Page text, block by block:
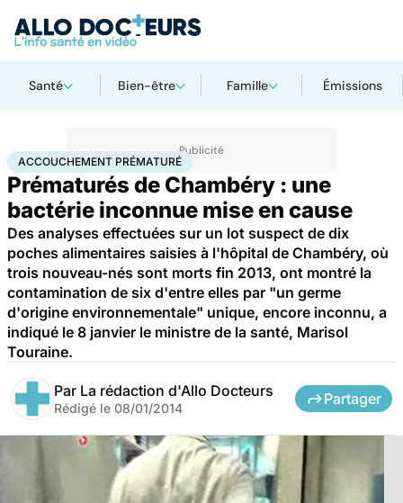
Santé Bien-être Famille Émissions
AccueilFamilleGrossesseAccouchement prématuré
ACCOUCHEMENT PRÉMATURÉ
Prématurés de Chambéry : une
bactérie inconnue mise en cause
Des analyses effectuées sur un lot suspect de dix
poches alimentaires saisies à l'hôpital de Chambéry, où
trois nouveau-nés sont morts fin 2013, ont montré la
contamination de six d'entre elles par "un germe
d'origine environnementale" unique, encore inconnu, a
indiqué le 8 janvier le ministre de la santé, Marisol
Touraine.
Par La rédaction d'Allo Docteurs
Rédigé le 08/01/2014
Partager